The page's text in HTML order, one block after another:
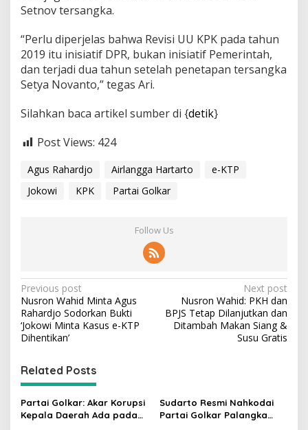
Setnov tersangka.
“Perlu diperjelas bahwa Revisi UU KPK pada tahun
2019 itu inisiatif DPR, bukan inisiatif Pemerintah,
dan terjadi dua tahun setelah penetapan tersangka
Setya Novanto,” tegas Ari.
Silahkan baca artikel sumber di {detik}
Post Views: 424
Agus Rahardjo Airlangga Hartarto
e-KTP
Jokowi
KPK Partai Golkar
Follow Us
P
o
s
t
n
a
v
Previous post
Nusron Wahid Minta Agus
Rahardjo Sodorkan Bukti
‘Jokowi Minta Kasus e-KTP
Dihentikan’
Next post
Nusron Wahid: PKH dan
BPJS Tetap Dilanjutkan dan
Ditambah Makan Siang &
Susu Gratis
Related Posts
Partai Golkar: Akar Korupsi
Kepala Daerah Ada pada
Sudarto Resmi Nahkodai
Partai Golkar Palangka